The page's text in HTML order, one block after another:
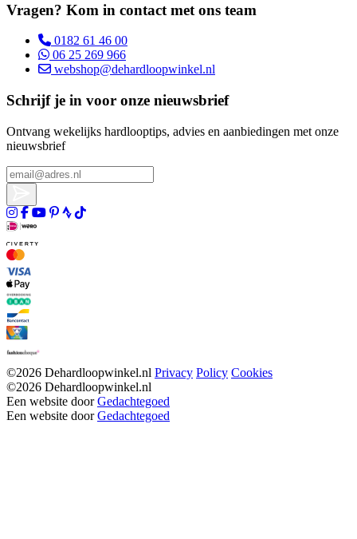
Vragen? Kom in contact met ons team
0182 61 46 00
06 25 269 966
webshop@dehardloopwinkel.nl
Schrijf je in voor onze nieuwsbrief
Ontvang wekelijks hardlooptips, advies en aanbiedingen met onze
nieuwsbrief
©2026 Dehardloopwinkel.nl Privacy Policy Cookies
©2026 Dehardloopwinkel.nl
Een website doorGedachtegoed
Een website doorGedachtegoed